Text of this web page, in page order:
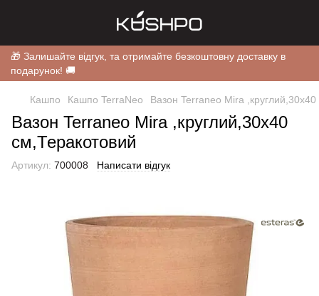
🎁 Залишайте відгук, та отримайте безкоштовну доставку в
подарунок! 🚚
Кашпо Кашпо TerraNeo Вазон Terraneo Mira
Вазон Terraneo Mira ,круглий,30x40
см,Теракотовий
Артикул: 700008 Написати відгук